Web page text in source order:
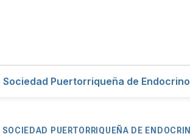
Sociedad Puertorriqueña de
SOCIEDAD PUERTORRIQUEÑA DE